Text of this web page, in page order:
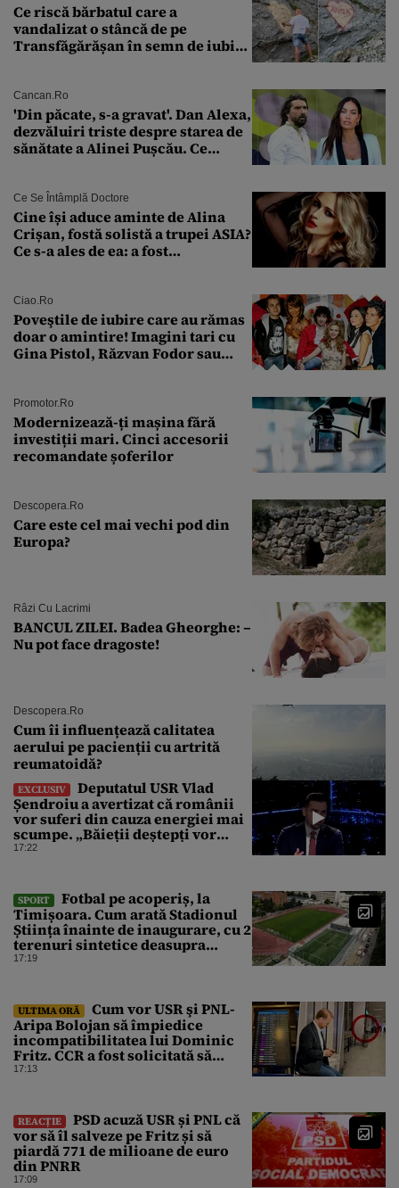
Ce riscă bărbatul care a
vandalizat o stâncă de pe
Transfăgărășan în semn de iubire
Cancan.ro
'Din păcate, s-a gravat'. Dan Alexa,
dezvăluiri triste despre starea de
sănătate a Alinei Pușcău. Ce
Ce Se Întâmplă Doctore
Cine își aduce aminte de Alina
Crișan, fostă solistă a trupei ASIA?
Ce s-a ales de ea: a fost
Ciao.ro
Poveştile de iubire care au rămas
doar o amintire! Imagini tari cu
Gina Pistol, Răzvan Fodor sau
Promotor.ro
Modernizează-ți mașina fără
investiții mari. Cinci accesorii
recomandate șoferilor
Descopera.ro
Care este cel mai vechi pod din
Europa?
Râzi Cu Lacrimi
BANCUL ZILEI. Badea Gheorghe: –
Nu pot face dragoste!
Descopera.ro
Cum îi influențează calitatea
aerului pe pacienții cu artrită
reumatoidă?
EXCLUSIV
Deputatul USR Vlad
Șendroiu a avertizat că românii
vor suferi din cauza energiei mai
scumpe. „Băieții deștepți vor
specula și după vor crește
17:22
SPORT
Fotbal pe acoperiș, la
Timișoara. Cum arată Stadionul
Știința înainte de inaugurare, cu 2
terenuri sintetice deasupra
tribunei
17:19
ULTIMA ORĂ
Cum vor USR şi PNL-
Aripa Bolojan să împiedice
incompatibilitatea lui Dominic
Fritz. CCR a fost solicitată să
intervină
17:13
REACȚIE
PSD acuză USR și PNL că
vor să îl salveze pe Fritz și să
piardă 771 de milioane de euro
din PNRR
17:09